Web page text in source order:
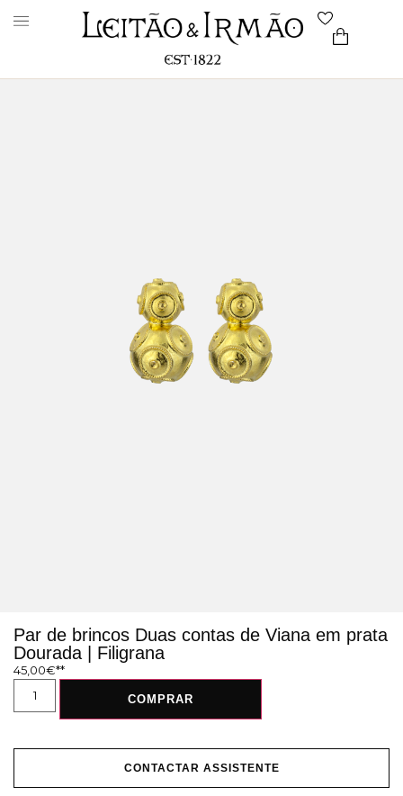
Par de brincos Duas contas de Viana em prata
Dourada | Filigrana
45,00€
COMPRAR
CONTACTAR ASSISTENTE